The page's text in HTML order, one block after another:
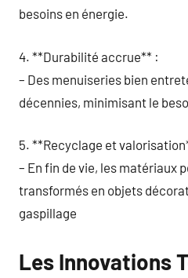
besoins en énergie.
4. **Durabilité accrue** :
– Des menuiseries bien
décennies, minimisant le
5. **Recyclage et
– En fin de vie, les matériaux
transformés en objets
gaspillage
Les Innovations